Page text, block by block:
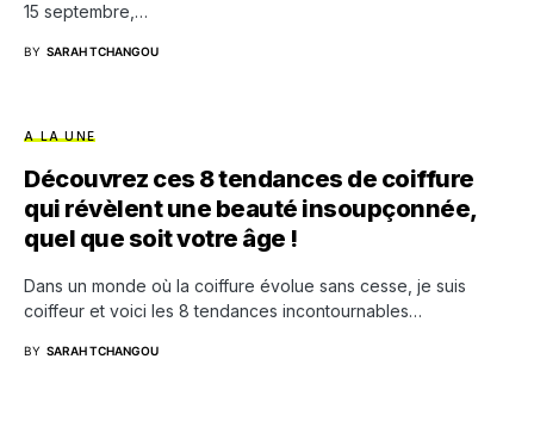
15 septembre,…
BY SARAH TCHANGOU
A LA UNE
Découvrez ces 8 tendances de coiffure
qui révèlent une beauté insoupçonnée,
quel que soit votre âge !
Dans un monde où la coiffure évolue sans cesse, je suis
coiffeur et voici les 8 tendances incontournables…
BY SARAH TCHANGOU